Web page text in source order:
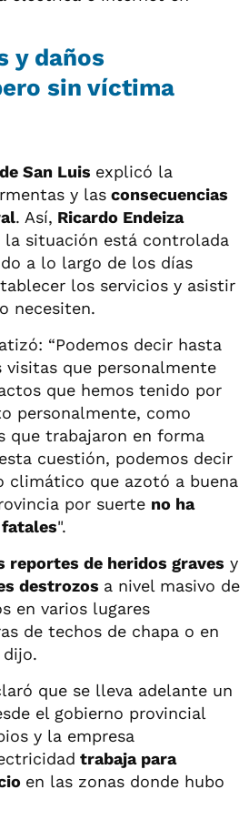
y daños
sin víctima
San Luis explicó la
y las consecuencias
. Así, Ricardo Endeiza
la situación está controlada
a lo largo de los días
los servicios y asistir
necesiten.
“Podemos decir hasta
visitas que personalmente
que hemos tenido por
personalmente, como
que trabajaron en forma
cuestión, podemos decir
climático que azotó a buena
por suerte no ha
".
reportes de heridos graves y
destrozos a nivel masivo de
en varios lugares
de techos de chapa o en
dijo.
que se lleva adelante un
el gobierno provincial
y la empresa
trabaja para
en las zonas donde hubo